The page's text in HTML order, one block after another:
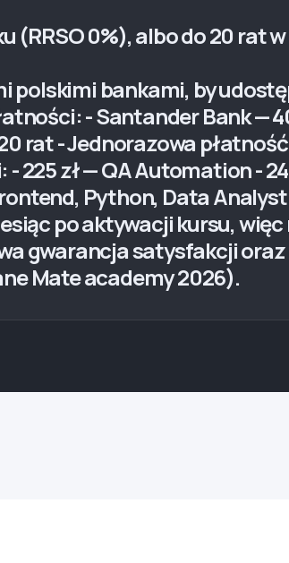
(RRSO 0%), albo do 20 rat
polskimi bankami, by
- Santander Bank —
rat - Jednorazowa
225 zł — QA Automation -
Python, Data Analyst
po aktywacji kursu, więc
gwarancja satysfakcji
Mate academy 2026).